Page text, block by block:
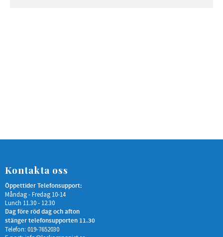
Kontakta oss
Öppettider Telefonsupport:
Måndag - Fredag 10-14
Lunch 11.30 - 12.30
Dag före röd dag och afton
stänger telefonsupporten 11.30
Telefon: 019-7652030